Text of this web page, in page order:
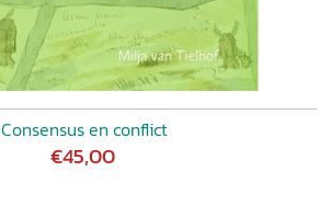
Consensus en conflict
€45,00